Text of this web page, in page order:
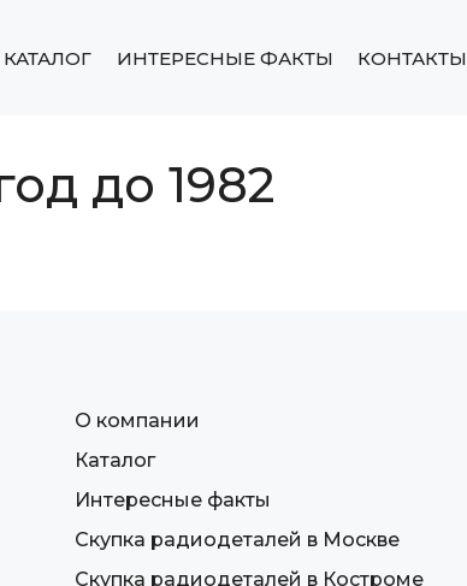
КАТАЛОГ ИНТЕРЕСНЫЕ ФАКТЫ КОНТАКТЫ
до 1982
О компании
Каталог
Интересные факты
Скупка радиодеталей в Москве
Скупка радиодеталей в Костроме